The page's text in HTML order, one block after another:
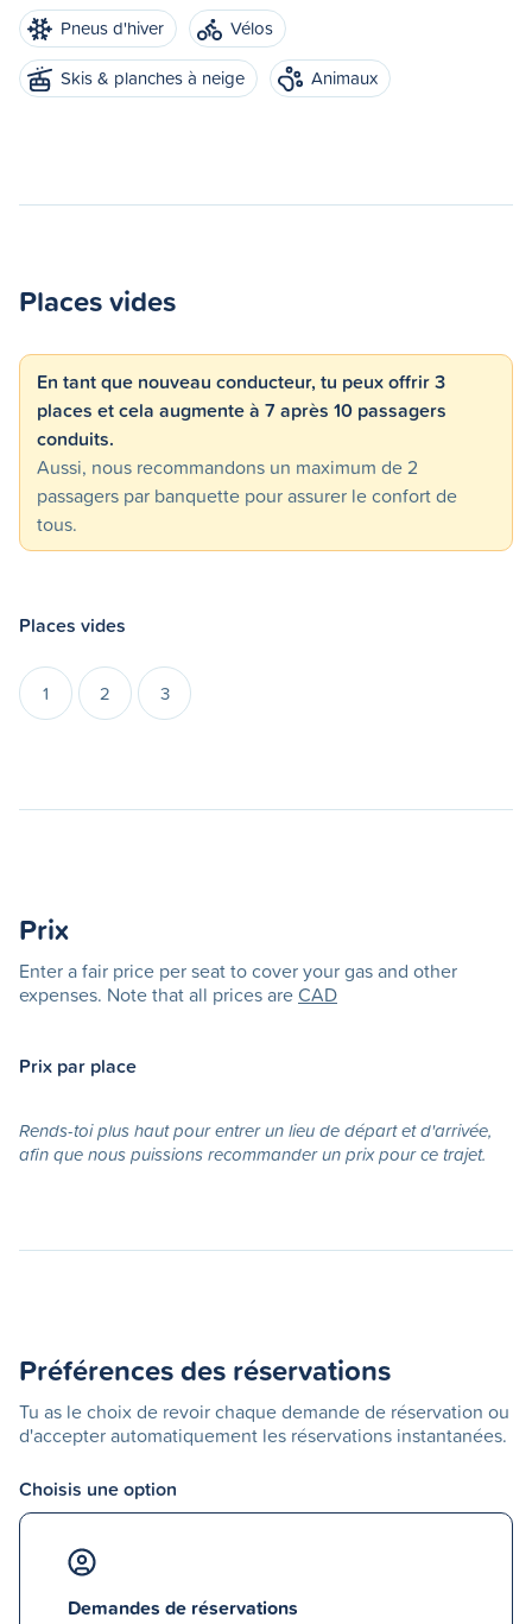
Pneus d'hiver
Vélos
Skis & planches à neige
Animaux
Places vides
En tant que nouveau conducteur, tu peux offrir 3
places et cela augmente à 7 après 10 passagers
conduits.
Aussi, nous recommandons un maximum de 2
passagers par banquette pour assurer le confort de
tous.
Places vides
1 2 3
Prix
Enter a fair price per seat to cover your gas and other
expenses. Note that all prices areCAD
Prix par place
Rends-toi plus haut pour entrer un lieu de départ et d'arrivée,
afin que nous puissions recommander un prix pour ce trajet.
Préférences des réservations
Tu as le choix de revoir chaque demande de réservation ou
d'accepter automatiquement les réservations instantanées.
Choisis une option
Demandes de réservations